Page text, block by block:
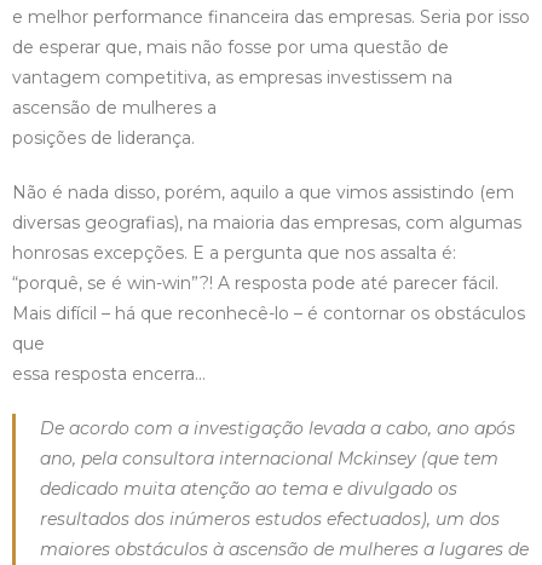
e melhor performance financeira das empresas. Seria por isso
de esperar que, mais não fosse por uma questão de
vantagem competitiva, as empresas investissem na
ascensão de mulheres a
posições de liderança.
Não é nada disso, porém, aquilo a que vimos assistindo (em
diversas geografias), na maioria das empresas, com algumas
honrosas excepções. E a pergunta que nos assalta é:
“porquê, se é win-win”?! A resposta pode até parecer fácil.
Mais difícil – há que reconhecê-lo – é contornar os obstáculos
que
essa resposta encerra…
De acordo com a investigação levada a cabo, ano após
ano, pela consultora internacional Mckinsey (que tem
dedicado muita atenção ao tema e divulgado os
resultados dos inúmeros estudos efectuados), um dos
maiores obstáculos à ascensão de mulheres a lugares de